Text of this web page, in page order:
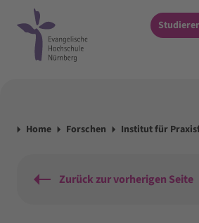
Home Forschen Institut für
Zurück zur vorherigen Seite